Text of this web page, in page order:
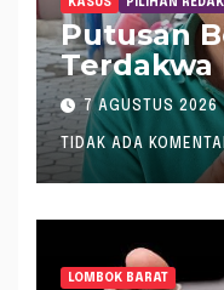
Putusan
Terdakwa
Gratifikasi
DPRD
Sebut
Aneh dan
Lapor
Mataram
7 AGUSTUS 2026
TIDAK ADA
LOMBOK BARAT